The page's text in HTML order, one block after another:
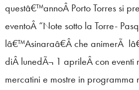
questâ€™annoÂ Porto Torres si
eventoÂ “Note sotto la Torre-
lâ€™Asinaraâ€Â che animerÃ
diÂ lunedÃ¬ 1 aprileÂ con eventi
mercatini e mostre in programma